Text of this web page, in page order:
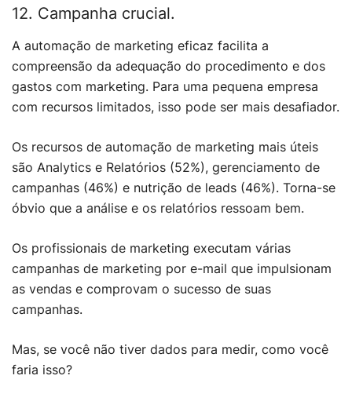
12. Campanha crucial.
A automação de marketing eficaz facilita a
compreensão da adequação do procedimento e dos
gastos com marketing. Para uma pequena empresa
com recursos limitados, isso pode ser mais desafiador.
Os recursos de automação de marketing mais úteis
são Analytics e Relatórios (52%), gerenciamento de
campanhas (46%) e nutrição de leads (46%). Torna-se
óbvio que a análise e os relatórios ressoam bem.
Os profissionais de marketing executam várias
campanhas de marketing por e-mail que impulsionam
as vendas e comprovam o sucesso de suas
campanhas.
Mas, se você não tiver dados para medir, como você
faria isso?